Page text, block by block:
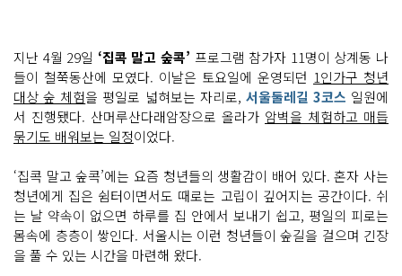
레
길 '집
콕 말
고 숲
콕'
1
인
가
셜 프
로
그
램
오
늘
은 불
암
지난 4월 29일 ‘집콕 말고 숲콕’ 프로그램 참가자 11명이 상계동 나
들이 철쭉동산에 모였다. 이날은 토요일에 운영되던 1인가구 청년
대상 숲 체험을 평일로 넓혀보는 자리로, 서울둘레길 3코스 일원에
서 진행됐다. 산머루산다래암장으로 올라가 암벽을 체험하고 매듭
묶기도 배워보는 일정이었다.
‘집콕 말고 숲콕’에는 요즘 청년들의 생활감이 배어 있다. 혼자 사는
청년에게 집은 쉼터이면서도 때로는 고립이 깊어지는 공간이다. 쉬
는 날 약속이 없으면 하루를 집 안에서 보내기 쉽고, 평일의 피로는
몸속에 층층이 쌓인다. 서울시는 이런 청년들이 숲길을 걸으며 긴장
을 풀 수 있는 시간을 마련해 왔다.